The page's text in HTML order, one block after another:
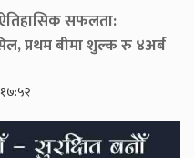
सफलता:
प्रथम बीमा शुल्क रु ४अर्ब